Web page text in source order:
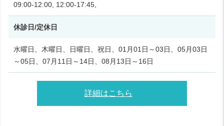
09:00-12:00, 12:00-17:45,
休診日/定休日
水曜日、木曜日、日曜日、祝日、01月01日～03日、05月03日
～05日、07月11日～14日、08月13日～16日
詳細はこちら